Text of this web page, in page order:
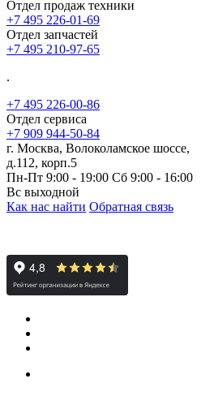
Отдел продаж техники
+7 495 226-01-69
Отдел запчастей
+7 495 210-97-65
.
+7 495 226-00-86
Отдел сервиса
+7 909 944-50-84
г. Москва, Волоколамское шоссе,
д.112, корп.5
Пн-Пт 9:00 - 19:00 Сб 9:00 - 16:00
Вс выходной
Как нас найти Обратная связь